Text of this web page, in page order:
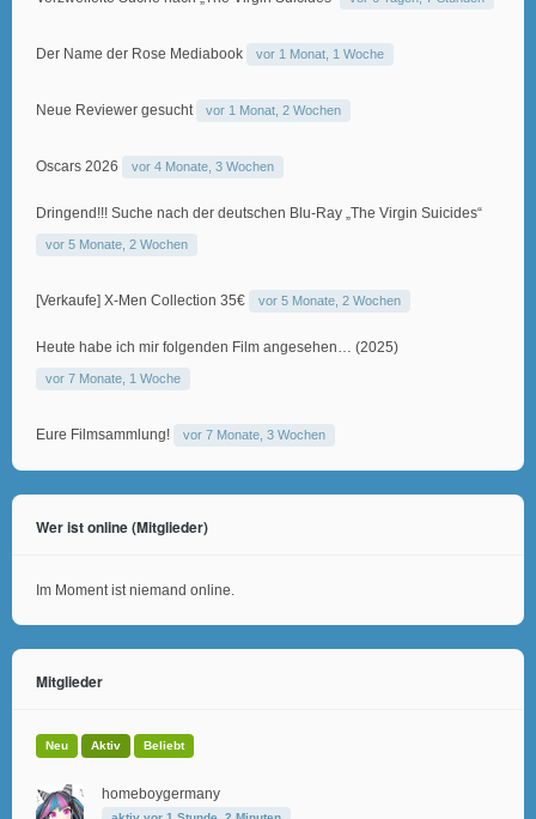
Der Name der Rose Mediabook vor 1 Monat, 1 Woche
Neue Reviewer gesucht vor 1 Monat, 2 Wochen
Oscars 2026 vor 4 Monate, 3 Wochen
Dringend!!! Suche nach der deutschen Blu-Ray „The Virgin Suicides“
vor 5 Monate, 2 Wochen
[Verkaufe] X-Men Collection 35€ vor 5 Monate, 2 Wochen
Heute habe ich mir folgenden Film angesehen… (2025)
vor 7 Monate, 1 Woche
Eure Filmsammlung! vor 7 Monate, 3 Wochen
Wer ist online (Mitglieder)
Im Moment ist niemand online.
Mitglieder
Neu Aktiv Beliebt
homeboygermany